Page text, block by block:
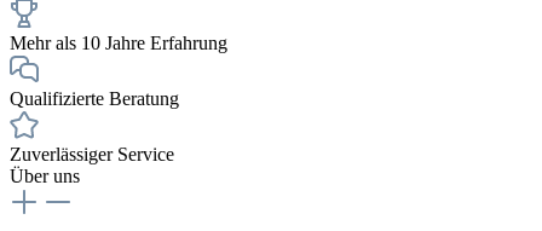
Mehr als 10 Jahre Erfahrung
Qualifizierte Beratung
Zuverlässiger Service
Über uns